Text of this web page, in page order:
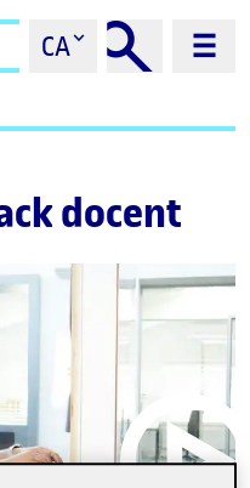
CA
docent